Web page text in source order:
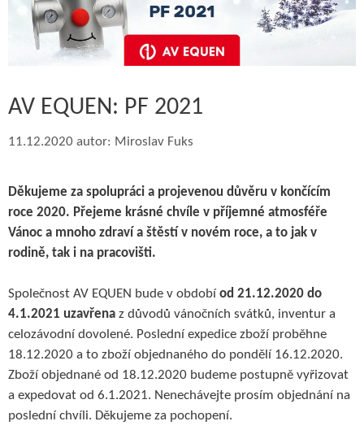
AV EQUEN: PF 2021
11.12.2020 autor: Miroslav Fuks
Děkujeme za spolupráci a projevenou důvěru v končícím
roce 2020. Přejeme krásné chvíle v příjemné atmosféře
Vánoc a mnoho zdraví a štěstí v novém roce, a to jak v
rodině, tak i na pracovišti.
Společnost AV EQUEN bude v obdobíod 21.12.2020 do
4.1.2021 uzavřena z důvodů vánočních svátků, inventur a
celozávodní dovolené. Poslední expedice zboží proběhne
18.12.2020 a to zboží objednaného do pondělí 16.12.2020.
Zboží objednané od 18.12.2020 budeme postupně vyřizovat
a expedovat od 6.1.2021. Nenechávejte prosím objednání na
poslední chvíli. Děkujeme za pochopení.